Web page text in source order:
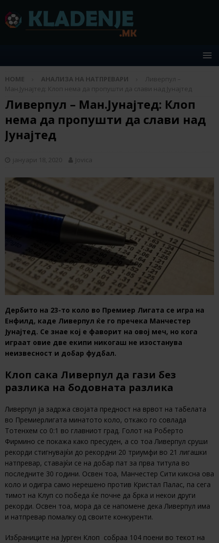
HOME АНАЛИЗА НА НАТПРЕВАРИ
Ливерпул –
Ман.Јунајтед: Клоп нема да пропушти да слави над Јунајтед
Ливерпул – Ман.Јунајтед: Клоп
нема да пропушти да слави над
Јунајтед
јануари 18, 2020 Jovica
Дербито на 23-то коло во Премиер Лигата се игра на
Енфилд, каде Ливерпул ќе го пречека Манчестер
Јунајтед. Се знае кој е фаворит на овој меч, но кога
играат овие две екипи никогаш не изостанува
неизвесност и добар фудбал.
Клоп сака Ливерпул да гази без
разлика на бодовната разлика
Ливерпул ја задржа својата предност на врвот на табелата
во Премиерлигата минатото коло, откако го совлада
Тотенхем со 0:1 во главниот град. Голот на Роберто
Фирмино се покажа како пресуден, а со тоа Ливерпул сруши
рекорди стигнувајќи до рекордни 20 триумфи во 21 лигашки
натпревар, ставајќи се на добар пат за прва титула во
последните 30 години. Освен тоа, Манчестер Сити киксна ова
коло и одигра само нерешено против Кристал Палас, па сега
тимот на Клуп со победа ќе почне да брка и некои други
рекорди. Освен тоа, мора да се напомене дека Ливерпул има
и натпревар помалку од своите конкуренти.
Избраниците на Јурген Клоп собраа 104 поени во текот на